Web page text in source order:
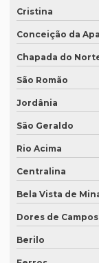
Preço tradução por
Preço tradução
Preço tradução
Preço tradução
Preço tradução
Preço tradução
Preço tradutor
Preço de um artigo
Profissional que
Qual a diferença
Cristina
Conceição da
Chapada do
São Romão
Jordânia
São Geraldo
Rio Acima
Centralina
Bela Vista de
Dores de Campos
Berilo